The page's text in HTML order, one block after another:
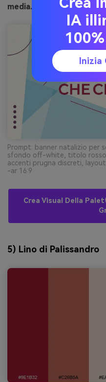
media.io
Prompt: banner natalizio per
sfondo off-white, titolo rosso
accenti prugna discreti,
-ar 16:9
Crea Visual Della
5) Lino di Palissandro
IA